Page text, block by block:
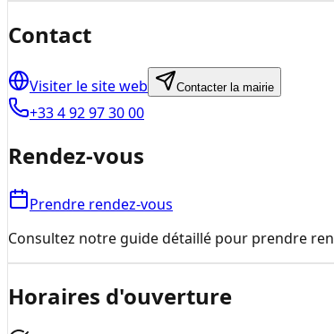
Contact
Visiter le site web Contacter la mairie
+33 4 92 97 30 00
Rendez-vous
Prendre rendez-vous
Consultez notre guide détaillé pour prendre
Horaires d'ouverture